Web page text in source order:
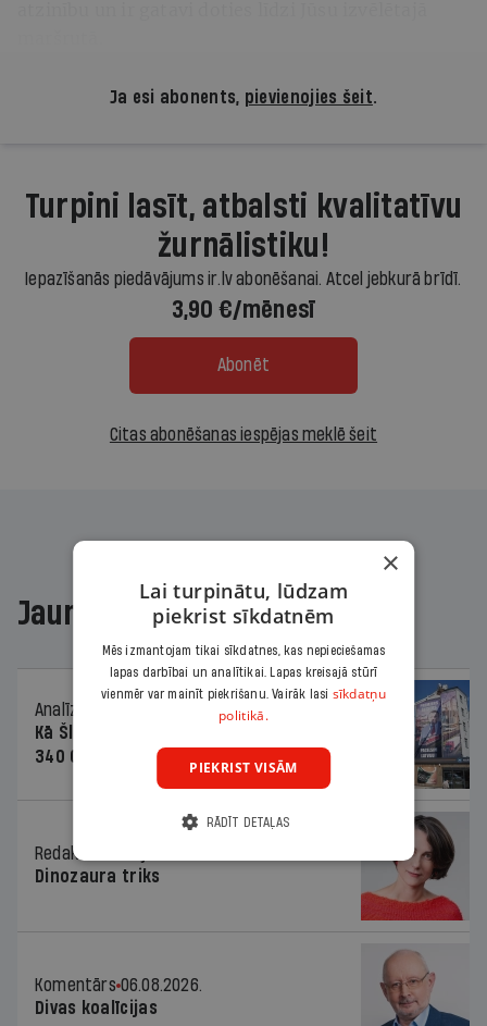
Ja esi abonents, pievienojies šeit.
Turpini lasīt, atbalsti kvalitatīvu
žurnālistiku!
Iepazīšanās piedāvājums ir.lv abonēšanai. Atcel jebkurā brīdī.
3,90 €/mēnesī
Abonēt
Citas abonēšanas iespējas meklē šeit
Jaunākajā žurnālā
Analīze
Kā Šlesera partija palika nesodīta par
340 000 vērtu reklāmas kampaņu
Redaktores sleja
Dinozaura triks
Komentārs 06.08.2026.
Divas koalīcijas
×
Lai turpinātu, lūdzam
piekrist sīkdatnēm
Mēs izmantojam tikai sīkdatnes, kas nepieciešamas
lapas darbībai un analītikai. Lapas kreisajā stūrī
vienmēr var mainīt piekrišanu. Vairāk lasi sīkdatņu
politikā.
PIEKRIST VISĀM
RĀDĪT DETAĻAS